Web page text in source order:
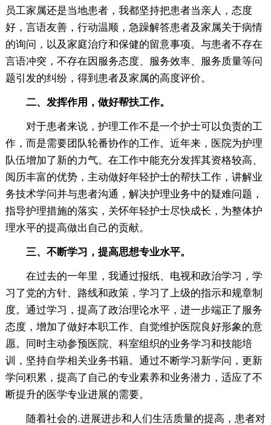
员工家属还是当地患者，我都坚持把患者当亲人，态度
好，言语友善，行动温顺，急躁解答患者及家属关于病情
的询问，以及家庭治疗和保健的留意事项。与患者不存在
言语冲突，不存在因服务态度、服务效率、服务质量等问
题引发的纠纷，得到患者及家属的高度评价。
二、发挥作用，做好帮扶工作。
对于患者来说，护理工作不是一个护士可以负责的工
作，而是需要团队轮番协作的工作。近年来，医院为护理
队伍增加了新的力气。在工作中能充分发挥其资格较高、
阅历丰富的优势，主动做好年轻护士的帮扶工作，讲解业
务技术学问并与患者沟通，解决护理业务中的疑难问题，
指导护理措施的落实，关怀年轻护士尽快成长，为整体护
理水平的提高做出自己的贡献。
三、不断学习，提高思想专业水平。
在过去的一年里，我通过报纸、电视和政治学习，学
习了党的方针、路线和政策，学习了上级的指示和规章制
度。通过学习，提高了政治理论水平，进一步端正了服务
态度，增加了做好本职工作、自觉维护医院良好形象的意
愿。同时主动参预医院、科室组织的业务学习和技能培
训，坚持自学相关业务书籍。通过不断学习新学问，更新
学问积累，提高了自己的专业素养和业务潜力，适应了不
断提升的医学专业进展的需要。
随着社会的.进展进步和人们生活质量的提高，患者对